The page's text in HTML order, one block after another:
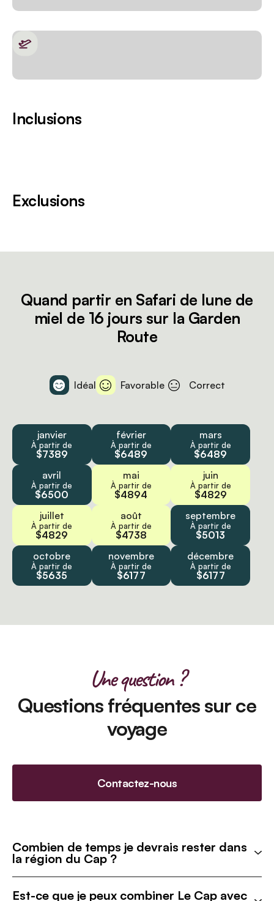
Inclusions
Exclusions
Quand partir en Safari de lune de
miel de 16 jours sur la Garden
Route
Idéal Favorable Correct
janvier
À partir de
$7389
février
À partir de
$6489
mars
À partir de
$6489
avril
À partir de
$6500
mai
À partir de
$4894
juin
À partir de
$4829
juillet
À partir de
$4829
août
À partir de
$4738
septembre
À partir de
$5013
octobre
À partir de
$5635
novembre
À partir de
$6177
décembre
À partir de
$6177
Une question ?
Questions fréquentes sur ce
voyage
Contactez-nous
Combien de temps je devrais rester dans
la région du Cap ?
Est-ce que je peux combiner Le Cap avec